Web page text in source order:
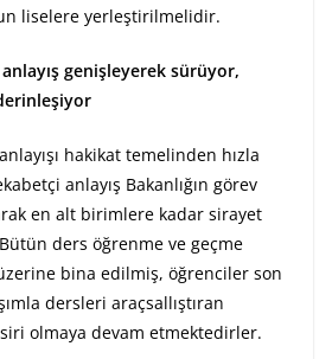
liselere yerleştirilmelidir.
genişleyerek sürüyor,
hakikat temelinden hızla
anlayış Bakanlığın görev
en alt birimlere kadar sirayet
ders öğrenme ve geçme
bina edilmiş, öğrenciler son
dersleri araçsallıştıran
olmaya devam etmektedirler.